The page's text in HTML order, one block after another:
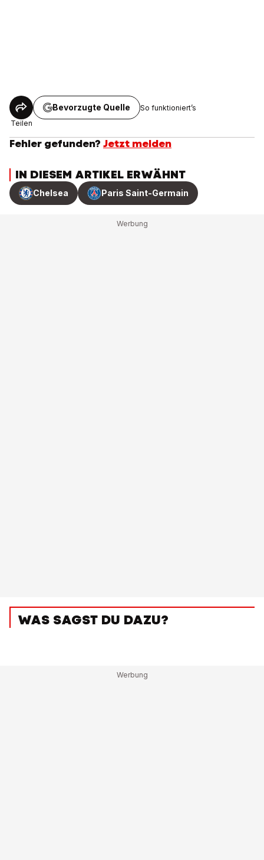
Teilen
Bevorzugte Quelle So funktioniert’s
Fehler gefunden? Jetzt melden
IN DIESEM ARTIKEL ERWÄHNT
Chelsea Paris Saint-Germain
WAS SAGST DU DAZU?